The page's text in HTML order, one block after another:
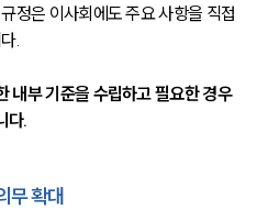
정은 이사회에도 주요 사항을 직접
.
내부 기준을 수립하고 필요한 경우
다.
무 확대